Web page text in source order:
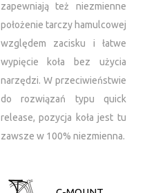
zapewniają też niezmienne
położenie tarczy hamulcowej
względem zacisku i łatwe
wypięcie koła bez użycia
narzędzi. W przeciwieństwie
do rozwiązań typu quick
release, pozycja koła jest tu
zawsze w 100% niezmienna.